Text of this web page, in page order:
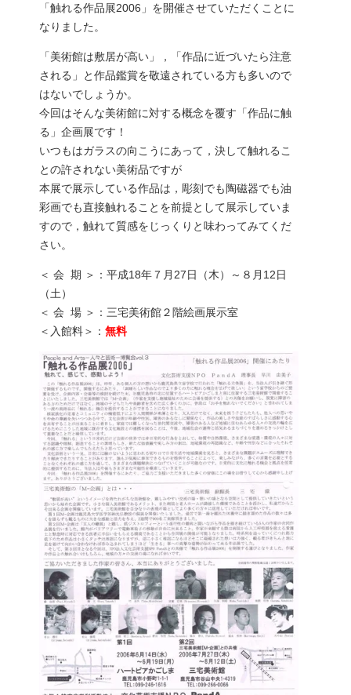
「触れる作品展2006」を開催させていただくことに
なりました。
「美術館は敷居が高い」，「作品に近づいたら注意
される」と作品鑑賞を敬遠されている方も多いので
はないでしょうか。
今回はそんな美術館に対する概念を覆す「作品に触
る」企画展です！
いつもはガラスの向こうにあって，決して触れるこ
との許されない美術品ですが
本展で展示している作品は，彫刻でも陶磁器でも油
彩画でも直接触れることを前提として展示していま
すので，触れて質感をじっくりと味わってみてくだ
さい。
＜ 会 期 ＞：平成18年７月27日（木）～８月12日
（土）
＜ 会 場 ＞：三宅美術館２階絵画展示室
＜入館料＞：無料